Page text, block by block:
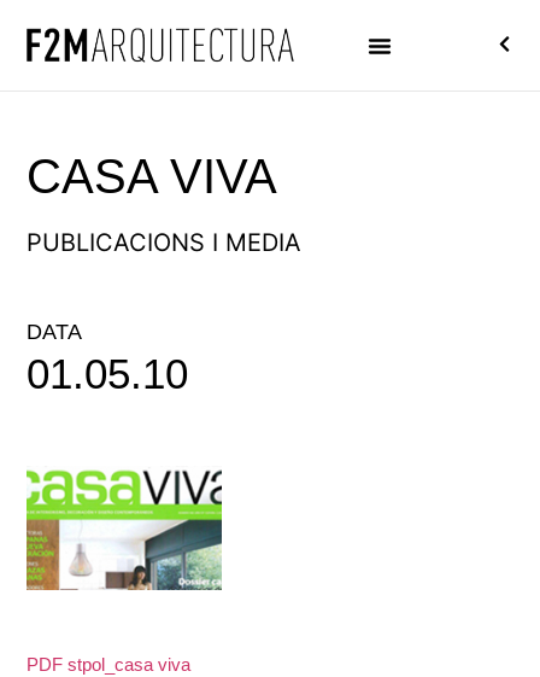
CASA VIVA
PUBLICACIONS I MEDIA
DATA
01.05.10
PDF stpol_casa viva